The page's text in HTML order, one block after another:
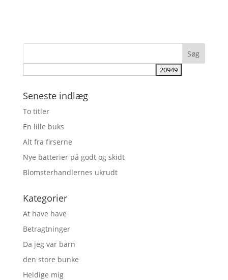
Seneste indlæg
To titler
En lille buks
Alt fra firserne
Nye batterier på godt og skidt
Blomsterhandlernes ukrudt
Kategorier
At have have
Betragtninger
Da jeg var barn
den store bunke
Heldige mig